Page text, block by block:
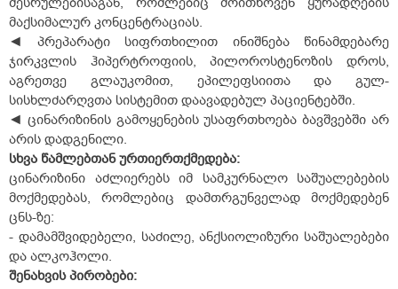
მაქსიმალურ კონცენტრაციას.
◄ პრეპარატი სიფრთხილით ინიშნება წინამდებარე
ჯირკვლის ჰიპერტროფიის, პილოროსტენოზის დროს,
აგრეთვე გლაუკომით, ეპილეფსიითა და გულ-
სისხლძარღვთა სისტემით დაავადებულ პაციენტებში.
◄ ცინარიზინის გამოყენების უსაფრთხოება ბავშვებში არ
არის დადგენილი.
სხვა წამლებთანურთიერთქმედება:
ცინარიზინი აძლიერებს იმ სამკურნალო საშუალებების
მოქმედებას, რომლებიც დამთრგუნველად მოქმედებენ
ცნს-ზე:
- დამამშვიდებელი, საძილე, ანქსიოლიზური საშუალებები
და ალკოჰოლი.
შენახვისპირობები: